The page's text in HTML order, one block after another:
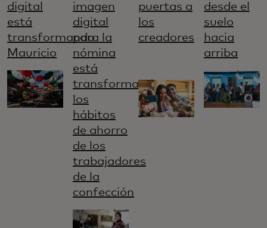
digital
está
transformando
Mauricio
imagen
digital
para la
nómina
está
transformando
los
hábitos
de ahorro
de los
trabajadores
de la
confección
puertas a
los
creadores
desde el
suelo
hacia
arriba